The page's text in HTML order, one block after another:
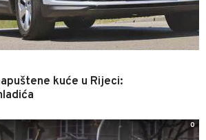
kuće u Rijeci:
0